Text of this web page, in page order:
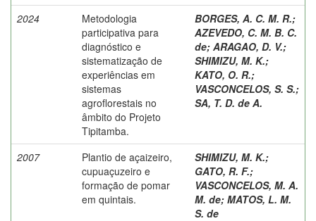
2024
Metodologia
participativa para
diagnóstico e
sistematização de
experiências em
sistemas
agroflorestais no
âmbito do Projeto
Tipitamba.
BORGES, A. C. M. R.;
AZEVEDO, C. M. B. C.
de; ARAGAO, D. V.;
SHIMIZU, M. K.;
KATO, O. R.;
VASCONCELOS, S. S.;
SA, T. D. de A.
2007
Plantio de açaizeiro,
cupuaçuzeiro e
formação de pomar
em quintais.
SHIMIZU, M. K.;
GATO, R. F.;
VASCONCELOS, M. A.
M. de; MATOS, L. M.
S. de